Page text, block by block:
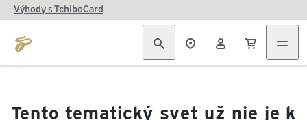
Výhody s TchiboCard
Tento tematický svet už nie je k